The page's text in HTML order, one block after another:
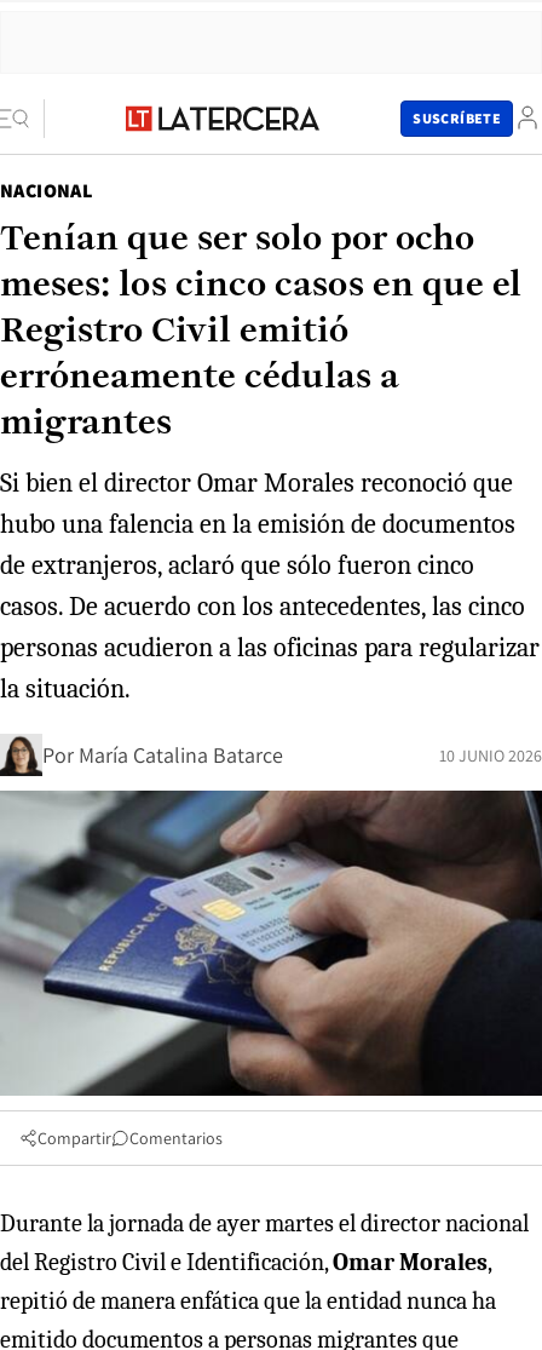
SUSCRÍBETE
NACIONAL
Tenían que ser solo por ocho
meses: los cinco casos en que el
Registro Civil emitió
erróneamente cédulas a
migrantes
Si bien el director Omar Morales reconoció que
hubo una falencia en la emisión de documentos
de extranjeros, aclaró que sólo fueron cinco
casos. De acuerdo con los antecedentes, las cinco
personas acudieron a las oficinas para regularizar
la situación.
Por María Catalina Batarce 10 JUNIO 2026
Compartir Comentarios
Durante la jornada de ayer martes el director nacional
del Registro Civil e Identificación,Omar Morales,
repitió de manera enfática que la entidad nunca ha
emitido documentos a personas migrantes que